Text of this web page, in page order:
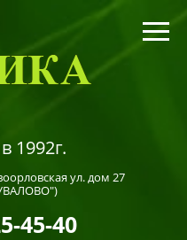
1992г.
ул. дом 27
45-40